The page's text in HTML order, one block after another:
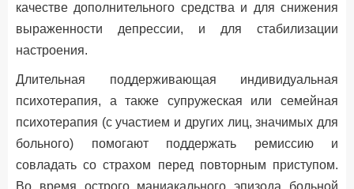
качестве дополнительного средства и для снижения
выраженности депрессии, и для стабилизации
настроения.
Длительная поддерживающая индивидуальная
психотерапия, а также супружеская или семейная
психотерапия (с участием и других лиц, значимых для
больного) помогают поддержать ремиссию и
совладать со страхом перед повторным приступом.
Во время острого маниакального эпизода больной